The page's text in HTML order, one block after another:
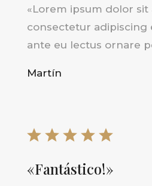
«Lorem ipsum dolor sit
consectetur adipiscing
ante eu lectus ornare
Martín
«Fantástico!»